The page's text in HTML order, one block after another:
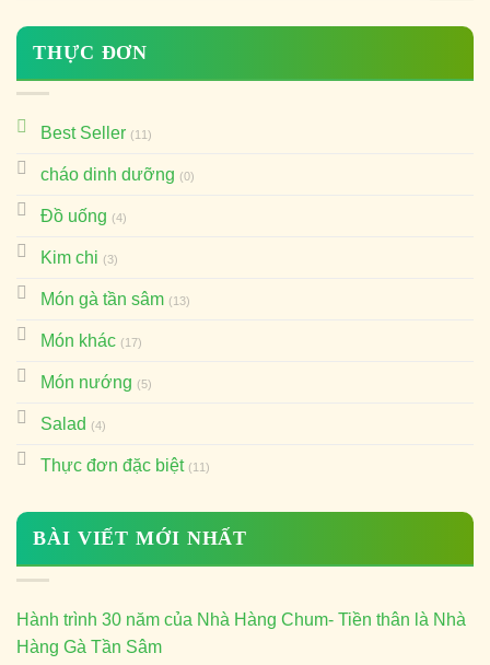
THỰC ĐƠN
Best Seller (11)
cháo dinh dưỡng (0)
Đồ uống (4)
Kim chi (3)
Món gà tần sâm (13)
Món khác (17)
Món nướng (5)
Salad (4)
Thực đơn đặc biệt (11)
BÀI VIẾT MỚI NHẤT
Hành trình 30 năm của Nhà Hàng Chum- Tiền thân là Nhà
Hàng Gà Tần Sâm